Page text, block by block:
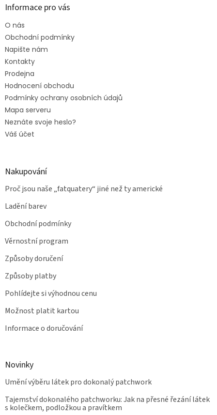
Informace pro vás
O nás
Obchodní podmínky
Napište nám
Kontakty
Prodejna
Hodnocení obchodu
Podmínky ochrany osobních údajů
Mapa serveru
Neznáte svoje heslo?
Váš účet
Nakupování
Proč jsou naše „fatquatery“ jiné než ty americké
Ladění barev
Obchodní podmínky
Věrnostní program
Způsoby doručení
Způsoby platby
Pohlídejte si výhodnou cenu
Možnost platit kartou
Informace o doručování
Novinky
Umění výběru látek pro dokonalý patchwork
Tajemství dokonalého patchworku: Jak na přesné řezání látek
s kolečkem, podložkou a pravítkem